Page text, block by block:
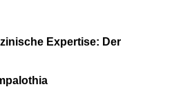
Expertise: Der